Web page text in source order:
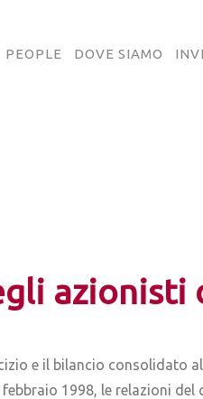
PEOPLE DOVE SIAMO
azionisti
e il bilancio consolidato
1998, le relazioni